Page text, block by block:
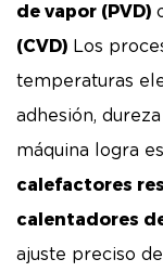
de vapor (PVD)
(CVD) Los
temperaturas
adhesión,
máquina logra
calefactores
calentadores
ajuste preciso